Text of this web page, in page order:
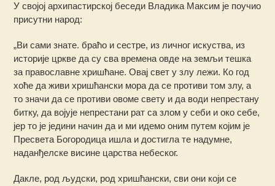
У својој архипастирској беседи Владика Максим је поучио
присутни народ:
„Ви сами знате. браћо и сестре, из личног искуства, из
историје цркве да су сва времена овде на земљи тешка
за православне хришћане. Овај свет у злу лежи. Ко год
хоће да живи хришћански мора да се противи том злу, а
то значи да се противи овоме свету и да води непрестану
битку, да војује непрестани рат са злом у себи и око себе,
јер то је једини начин да и ми идемо оним путем којим је
Пресвета Богородица ишла и достигла те надумне,
наданђелске висине царства небеског.
Дакле, род људски, род хришћански, сви они који се